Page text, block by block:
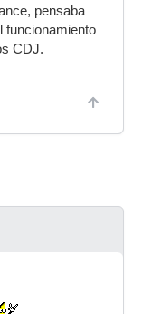
pensaba
funcionamiento
CDJ.